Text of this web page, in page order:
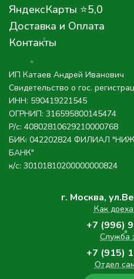
Контакты
ИП Катаев Андрей Иванович
Свидетельство о гос.
ИНН: 590419221545
ОГРНИП: 316595800145474
Р/с: 40802810629210000768
БИК: 042202824 ФИЛИАЛ
БАНК"
к/с: 30101810200000000824
г. Москва,
+7 (996)
Служба
+7 (915)
Отдел